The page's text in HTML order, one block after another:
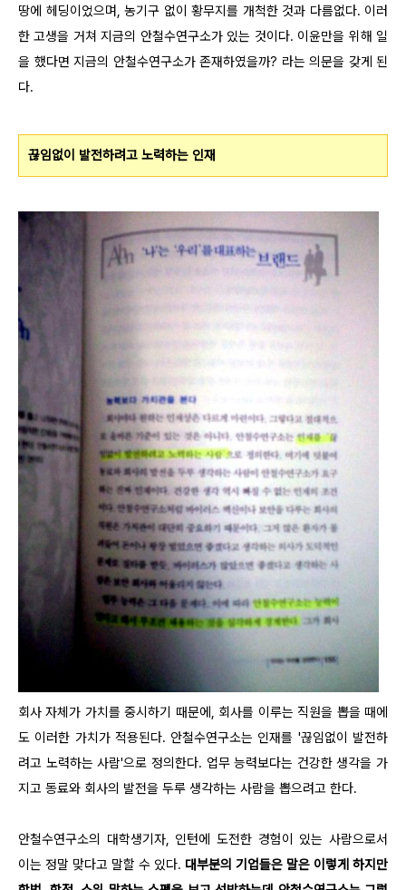
땅에 헤딩이었으며, 농기구 없이 황무지를 개척한 것과 다름없다. 이러
한 고생을 거쳐 지금의 안철수연구소가 있는 것이다. 이윤만을 위해 일
을 했다면 지금의 안철수연구소가 존재하였을까? 라는 의문을 갖게 된
다.
끊임없이 발전하려고 노력하는 인재
회사 자체가 가치를 중시하기 때문에, 회사를 이루는 직원을 뽑을 때에
도 이러한 가치가 적용된다. 안철수연구소는 인재를 '끊임없이 발전하
려고 노력하는 사람'으로 정의한다. 업무 능력보다는 건강한 생각을 가
지고 동료와 회사의 발전을 두루 생각하는 사람을 뽑으려고 한다.
안철수연구소의 대학생기자, 인턴에 도전한 경험이 있는 사람으로서
이는 정말 맞다고 말할 수 있다. 대부분의 기업들은 말은 이렇게 하지만